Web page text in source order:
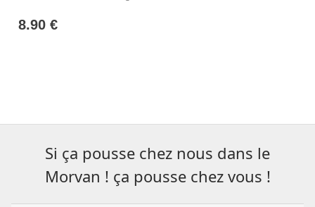
8.90 €
Si ça pousse chez nous dans le
Morvan ! ça pousse chez vous !